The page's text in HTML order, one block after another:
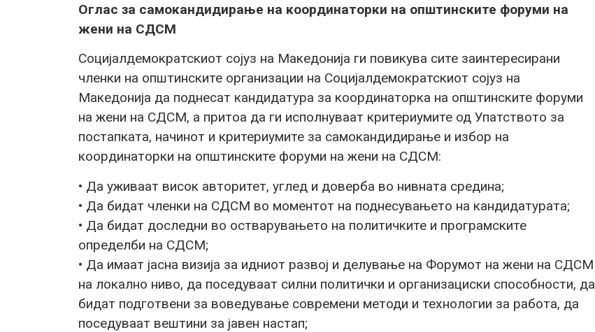
Оглас за самокандидирање на координаторки на општинските форуми на
жени на СДСМ
Социјалдемократскиот сојуз на Македонија ги повикува сите заинтересирани
членки на општинските организации на Социјалдемократскиот сојуз на
Македонија да поднесат кандидатура за координаторка на општинските форуми
на жени на СДСМ, а притоа да ги исполнуваат критериумите од Упатството за
постапката, начинот и критериумите за самокандидирање и избор на
координаторки на општинските форуми на жени на СДСМ:
• Да уживаат висок авторитет, углед и доверба во нивната средина;
• Да бидат членки на СДСМ во моментот на поднесувањето на кандидатурата;
• Да бидат доследни во остварувањето на политичките и програмските
определби на СДСМ;
• Да имаат јасна визија за идниот развој и делување на Форумот на жени на СДСМ
на локално ниво, да поседуваат силни политички и организациски способности, да
бидат подготвени за воведување современи методи и технологии за работа, да
поседуваат вештини за јавен настап;